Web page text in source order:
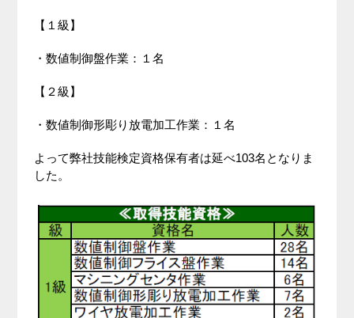
【１級】
・数値制御盤作業：１名
【２級】
・数値制御形彫り放電加工作業：１名
よって弊社技能検定資格保有者は延べ103名となりま
した。